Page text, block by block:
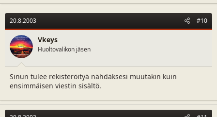
20.8.2003 #10
Vkeys
Huoltovalikon jäsen
Sinun tulee rekisteröityä nähdäksesi muutakin kuin
ensimmäisen viestin sisältö.